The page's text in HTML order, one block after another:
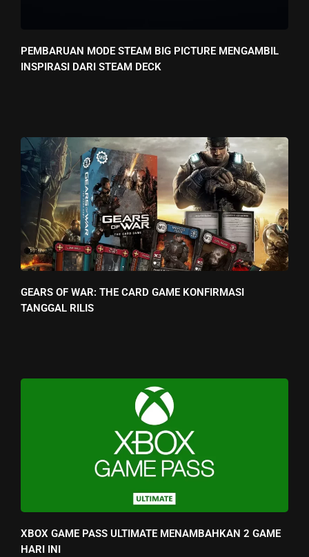
PEMBARUAN MODE STEAM BIG PICTURE MENGAMBIL
INSPIRASI DARI STEAM DECK
GEARS OF WAR: THE CARD GAME KONFIRMASI
TANGGAL RILIS
XBOX GAME PASS ULTIMATE MENAMBAHKAN 2 GAME
HARI INI